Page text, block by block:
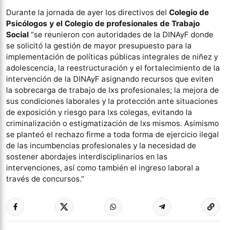
Durante la jornada de ayer los directivos del Colegio de
Psicólogos y el Colegio de profesionales de Trabajo
Social “se reunieron con autoridades de la DINAyF donde
se solicitó la gestión de mayor presupuesto para la
implementación de políticas públicas integrales de niñez y
adolescencia, la reestructuración y el fortalecimiento de la
intervención de la DINAyF asignando recursos que eviten
la sobrecarga de trabajo de lxs profesionales; la mejora de
sus condiciones laborales y la protección ante situaciones
de exposición y riesgo para lxs colegas, evitando la
criminalización o estigmatización de lxs mismos. Asimismo
se planteó el rechazo firme a toda forma de ejercicio ilegal
de las incumbencias profesionales y la necesidad de
sostener abordajes interdisciplinarios en las
intervenciones, así como también el ingreso laboral a
través de concursos.”